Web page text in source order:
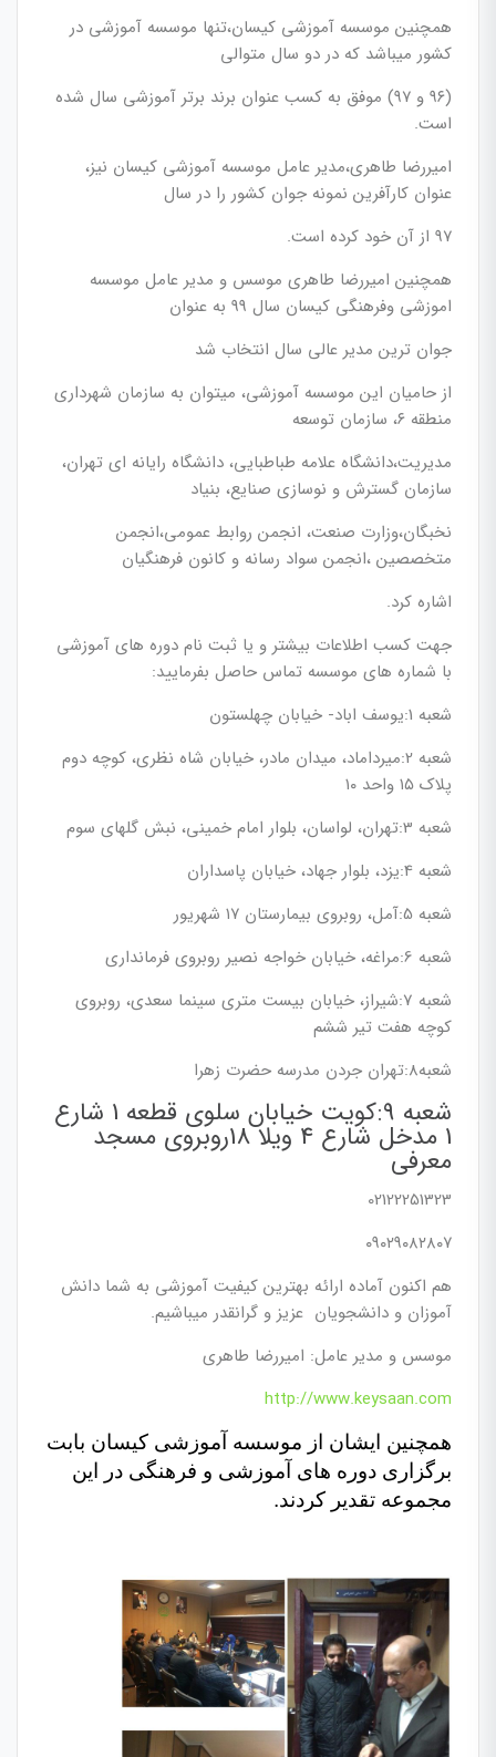
همچنین موسسه آموزشی کیسان،تنها موسسه آموزشی در
کشور میباشد که در دو سال متوالی
(۹۶ و ۹۷) موفق به کسب عنوان برند برتر آموزشی سال شده
است.
امیررضا طاهری،مدیر عامل موسسه آموزشی کیسان نیز،
عنوان کارآفرین نمونه جوان کشور را در سال
۹۷ از آن خود کرده است.
همچنین امیررضا طاهری موسس و مدیر عامل موسسه
اموزشی وفرهنگی کیسان سال 99 به عنوان
جوان ترین مدیر عالی سال انتخاب شد
از حامیان این موسسه آموزشی، میتوان به سازمان شهرداری
منطقه ۶، سازمان توسعه
مدیریت،دانشگاه علامه طباطبایی، دانشگاه رایانه ای تهران،
سازمان گسترش و نوسازی صنایع، بنیاد
نخبگان،وزارت صنعت، انجمن روابط عمومی،انجمن
متخصصین ،انجمن سواد رسانه و کانون فرهنگیان
اشاره کرد.
جهت کسب اطلاعات بیشتر و یا ثبت نام دوره های آموزشی
با شماره های موسسه تماس حاصل بفرمایید:
شعبه 1:یوسف اباد- خیابان چهلستون
شعبه 2:میرداماد، میدان مادر، خیابان شاه نظری، کوچه دوم
پلاک ۱۵ واحد ۱۰
شعبه 3:تهران، لواسان، بلوار امام خمینی، نبش گلهای سوم
شعبه 4:یزد، بلوار جهاد، خیابان پاسداران
شعبه 5:آمل، روبروی بیمارستان ۱۷ شهریور
شعبه 6:مراغه، خیابان خواجه نصیر روبروی فرمانداری
شعبه 7:شیراز، خیابان بیست متری سینما سعدی، روبروی
کوچه هفت تیر ششم
شعبه8:تهران جردن مدرسه حضرت زهرا
شعبه 9:کویت خیابان سلوی قطعه 1 شارع
1 مدخل شارع 4 ویلا 18روبروی مسجد
معرفی
02122251323
۰۹۰۲۹۰۸۲۸۰۷
هم اکنون آماده ارائه بهترین کیفیت آموزشی به شما دانش
آموزان و دانشجویان عزیز و گرانقدر میباشیم.
موسس و مدیر عامل: امیررضا طاهری
http://www.keysaan.com
همچنین ایشان از موسسه آموزشی کیسان بابت
برگزاری دوره های آموزشی و فرهنگی در این
مجموعه تقدیر کردند.